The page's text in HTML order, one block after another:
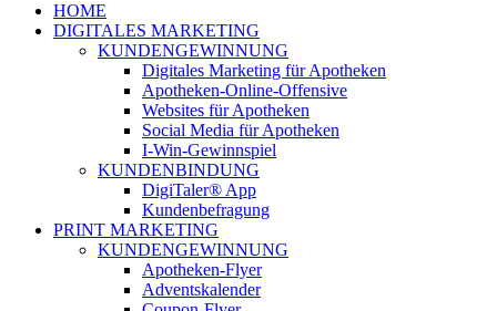
HOME
DIGITALES MARKETING
KUNDENGEWINNUNG
Digitales Marketing für Apotheken
Apotheken-Online-Offensive
Websites für Apotheken
Social Media für Apotheken
I-Win-Gewinnspiel
KUNDENBINDUNG
DigiTaler® App
Kundenbefragung
PRINT MARKETING
KUNDENGEWINNUNG
Apotheken-Flyer
Adventskalender